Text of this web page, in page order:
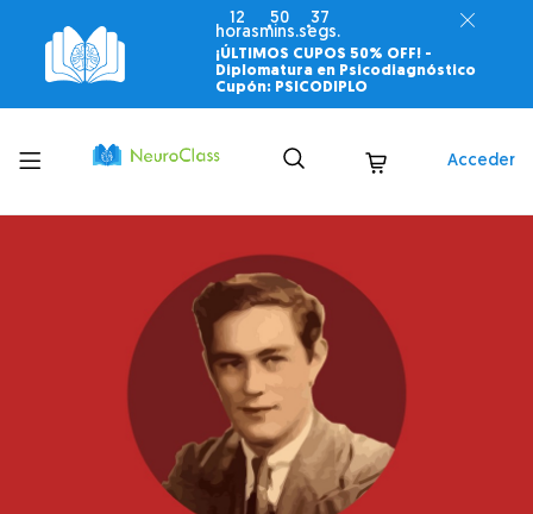
12
horas
50
mins.
35
segs.
¡ÚLTIMOS CUPOS 50% OFF! -
Diplomatura en Psicodiagnóstico
Cupón: PSICODIPLO
Toggle
menu
Acceder